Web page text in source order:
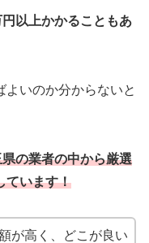
円以上かかることもあ
いのか分からないと
の業者の中から厳選
ています！
が高く、どこが良い